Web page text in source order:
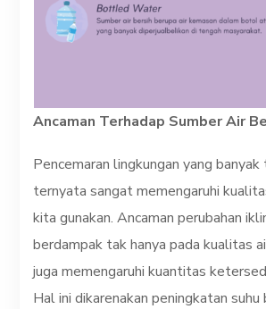
Ancaman Terhadap Sumber Air
Pencemaran lingkungan yang
ternyata sangat memengaruhi
kita gunakan. Ancaman perubahan
berdampak tak hanya pada kualitas
juga memengaruhi kuantitas
Hal ini dikarenakan peningkatan